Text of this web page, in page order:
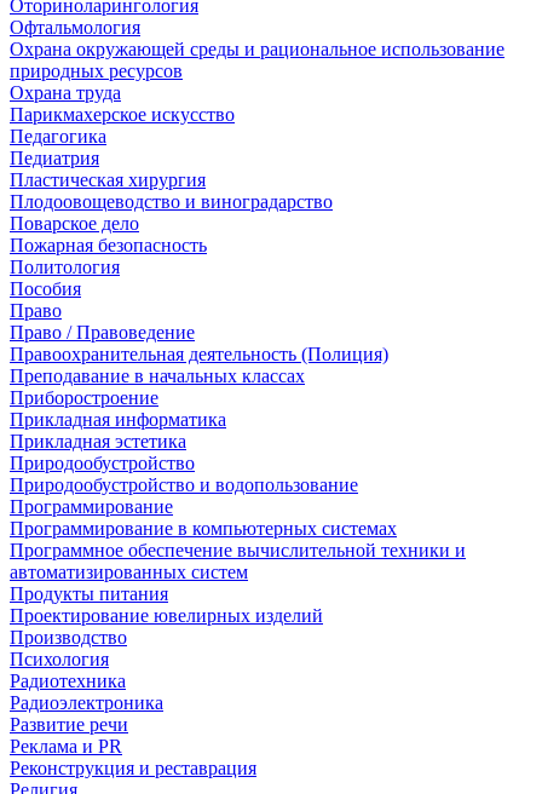
Оториноларингология
Офтальмология
Охрана окружающей среды и рациональное использование
природных ресурсов
Охрана труда
Парикмахерское искусство
Педагогика
Педиатрия
Пластическая хирургия
Плодоовощеводство и виноградарство
Поварское дело
Пожарная безопасность
Политология
Пособия
Право
Право / Правоведение
Правоохранительная деятельность (Полиция)
Преподавание в начальных классах
Приборостроение
Прикладная информатика
Прикладная эстетика
Природообустройство
Природообустройство и водопользование
Программирование
Программирование в компьютерных системах
Программное обеспечение вычислительной техники и
автоматизированных систем
Продукты питания
Проектирование ювелирных изделий
Производство
Психология
Радиотехника
Радиоэлектроника
Развитие речи
Реклама и PR
Реконструкция и реставрация
Религия